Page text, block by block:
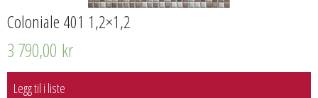
Coloniale 401 1,2×1,2
3 790,00 kr
Legg til i liste